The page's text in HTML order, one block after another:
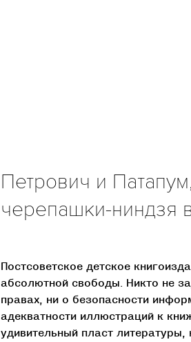
Петрович и
черепашки-ниндзя
Постсоветское детское
абсолютной свободы. Никто не
правах, ни о безопасности
адекватности иллюстраций к
удивительный пласт